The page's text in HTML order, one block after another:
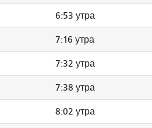
6:53 утра
7:16 утра
7:32 утра
7:38 утра
8:02 утра